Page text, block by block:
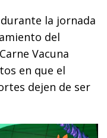
la jornada
del
Vacuna
en que el
dejen de ser